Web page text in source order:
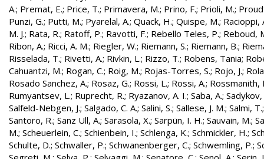
A.; Premat, E.; Price, T.; Primavera, M.; Prino, F.; Prioli, M.;
Punzi, G.; Putti, M.; Pyarelal, A.; Quack, H.; Quispe, M.; Racioppi,
M. J.; Rata, R.; Ratoff, P.; Ravotti, F.; Rebello Teles, P.; Reboud,
Ribon, A.; Ricci, A. M.; Riegler, W.; Riemann, S.; Riemann, B.;
Risselada, T.; Rivetti, A.; Rivkin, L.; Rizzo, T.; Robens, Tania;
Cahuantzi, M.; Rogan, C.; Roig, M.; Rojas-Torres, S.; Rojo, J.;
Rosado Sanchez, A.; Rosaz, G.; Rossi, L.; Rossi, A.; Rossmanith,
Rumyantsev, L.; Ruprecht, R.; Ryazanov, A. I.; Saba, A.; Sadykov,
Salfeld-Nebgen, J.; Salgado, C. A.; Salini, S.; Sallese, J. M.; Salmi, T.
Santoro, R.; Sanz Ull, A.; Sarasola, X.; Sarpün, I. H.; Sauvain, M.;
M.; Scheuerlein, C.; Schienbein, I.; Schlenga, K.; Schmickler, H.;
Schulte, D.; Schwaller, P.; Schwanenberger, C.; Schwemling, P.;